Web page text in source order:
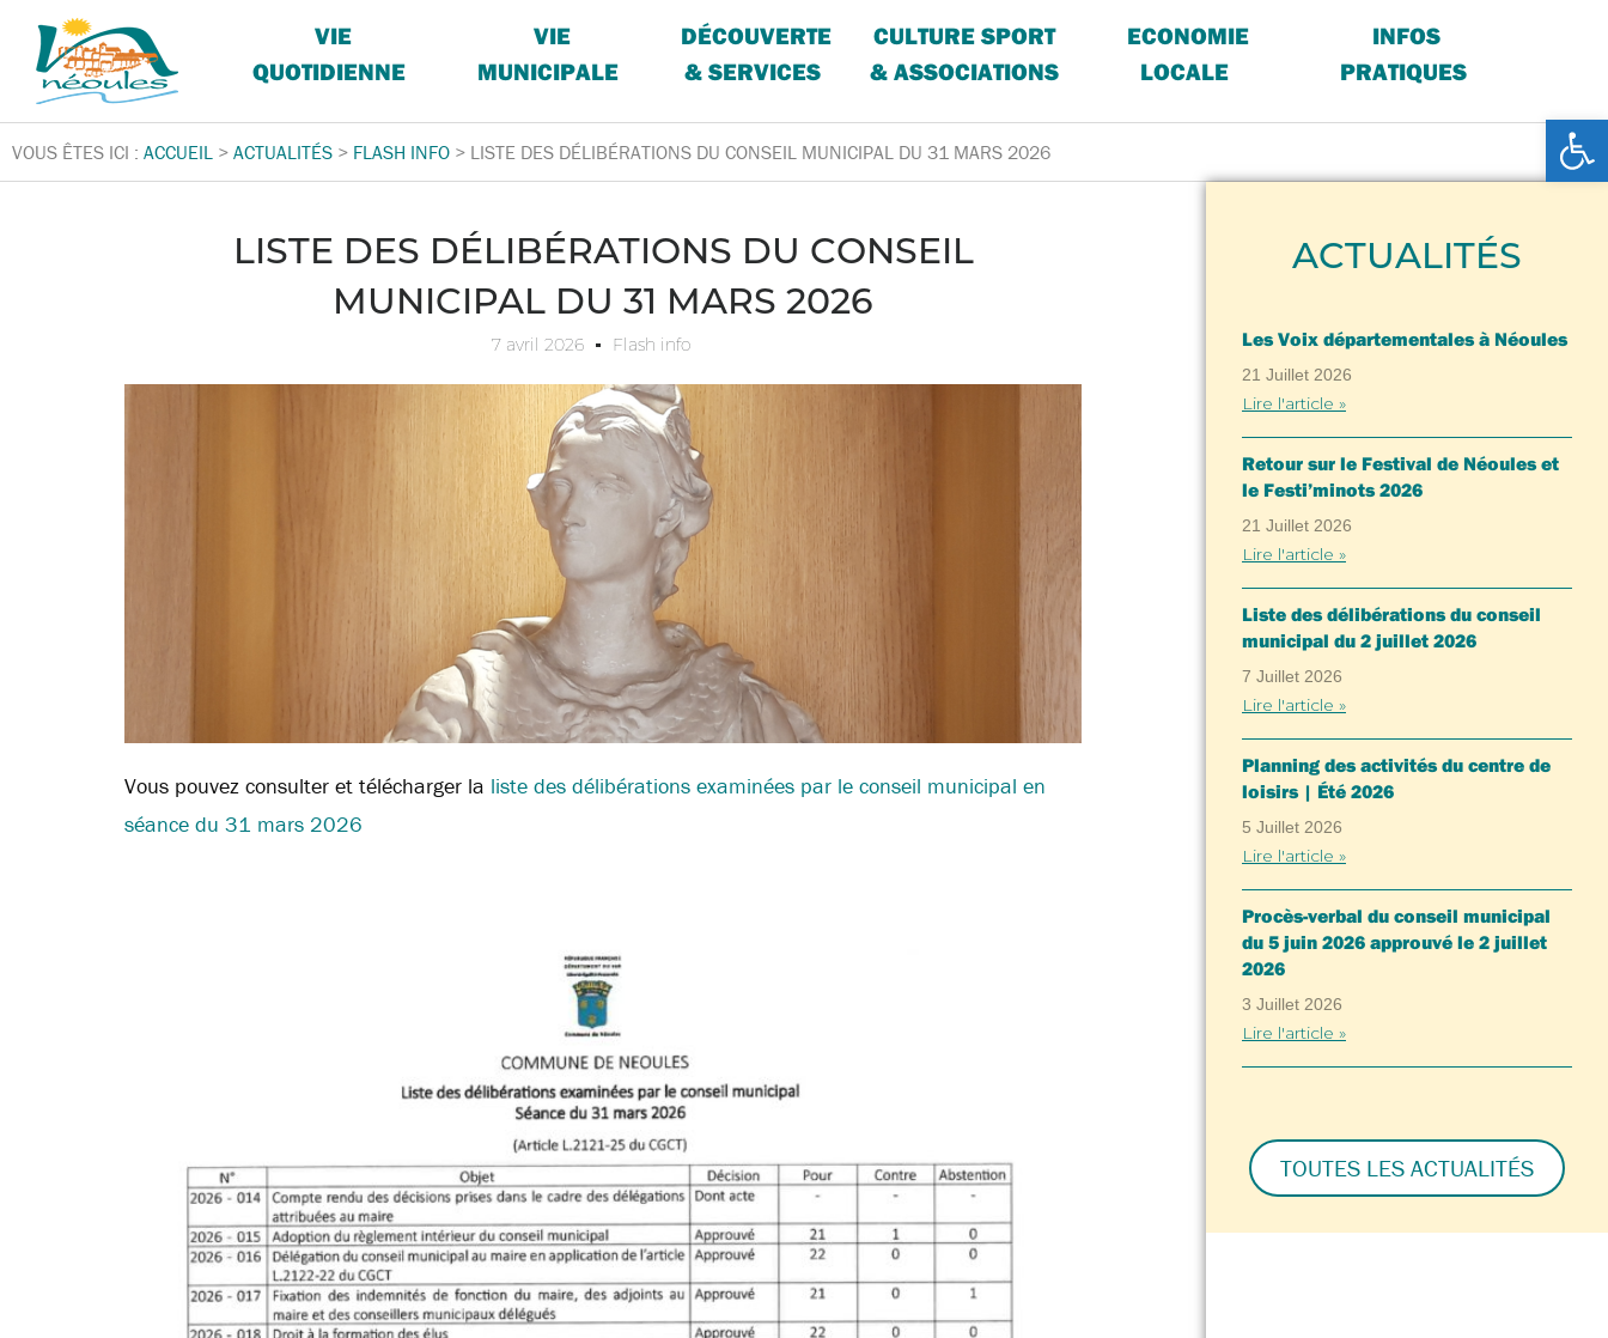
VIE
QUOTIDIENNE
VIE
MUNICIPALE
DÉCOUVERTE
& SERVICES
CULTURE SPORT
& ASSOCIATIONS
ECONOMIE
LOCALE
INFOS
PRATIQUES
VOUS ÊTES ICI : ACCUEIL > ACTUALITÉS > FLASH INFO > LISTE DES DÉLIBÉRATIONS DU CONSEIL MUNICIPAL DU 31 MARS 2026
LISTE DES DÉLIBÉRATIONS DU CONSEIL
MUNICIPAL DU 31 MARS 2026
7 avril 2026 Flash info
Vous pouvez consulter et télécharger la liste des délibérations examinées par le conseil municipal en
séance du 31 mars 2026
ACTUALITÉS
Les Voix départementales à Néoules
21 Juillet 2026
Lire l'article »
Retour sur le Festival de Néoules et
le Festi’minots 2026
21 Juillet 2026
Lire l'article »
Liste des délibérations du conseil
municipal du 2 juillet 2026
7 Juillet 2026
Lire l'article »
Planning des activités du centre de
loisirs | Été 2026
5 Juillet 2026
Lire l'article »
Procès-verbal du conseil municipal
du 5 juin 2026 approuvé le 2 juillet
2026
3 Juillet 2026
Lire l'article »
TOUTES LES ACTUALITÉS